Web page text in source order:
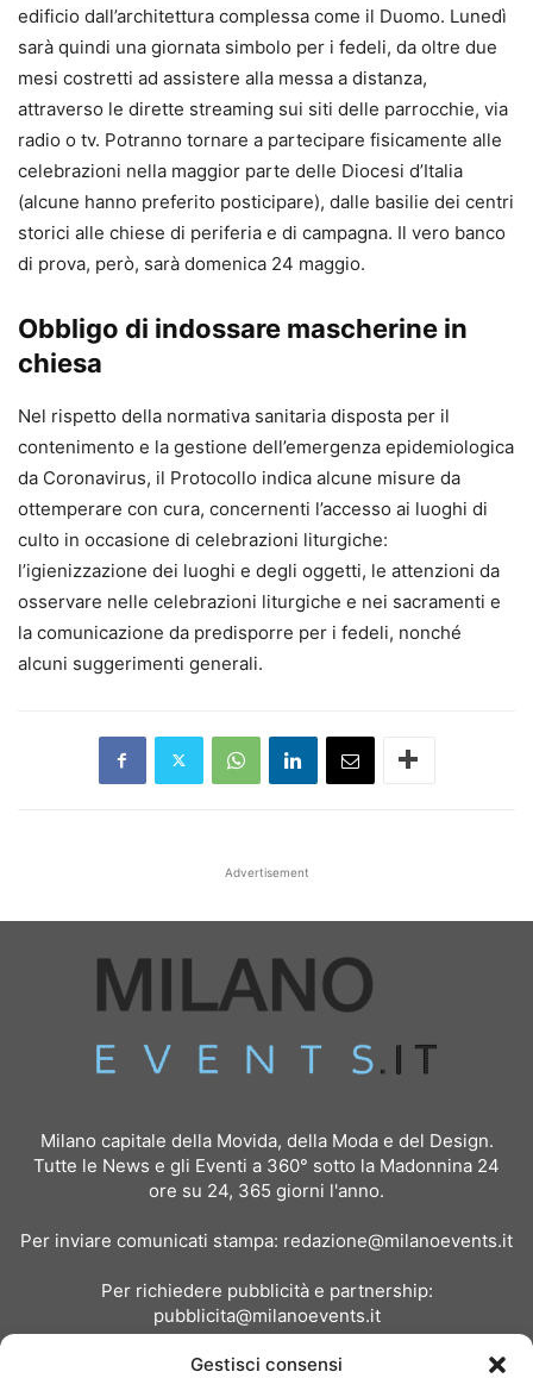
Gestisci consensi
edificio dall’architettura complessa come il Duomo. Lunedì
sarà quindi una giornata simbolo per i fedeli, da oltre due
mesi costretti ad assistere alla messa a distanza,
attraverso le dirette streaming sui siti delle parrocchie, via
radio o tv. Potranno tornare a partecipare fisicamente alle
celebrazioni nella maggior parte delle Diocesi d’Italia
(alcune hanno preferito posticipare), dalle basilie dei centri
storici alle chiese di periferia e di campagna. Il vero banco
di prova, però, sarà domenica 24 maggio.
Obbligo di indossare mascherine in
chiesa
Nel rispetto della normativa sanitaria disposta per il
contenimento e la gestione dell’emergenza epidemiologica
da Coronavirus, il Protocollo indica alcune misure da
ottemperare con cura, concernenti l’accesso ai luoghi di
culto in occasione di celebrazioni liturgiche:
l’igienizzazione dei luoghi e degli oggetti, le attenzioni da
osservare nelle celebrazioni liturgiche e nei sacramenti e
la comunicazione da predisporre per i fedeli, nonché
alcuni suggerimenti generali.
Advertisement
Milano capitale della Movida, della Moda e del Design.
Tutte le News e gli Eventi a 360° sotto la Madonnina 24
ore su 24, 365 giorni l'anno.
Per inviare comunicati stampa: redazione@milanoevents.it
Per richiedere pubblicità e partnership:
pubblicita@milanoevents.it